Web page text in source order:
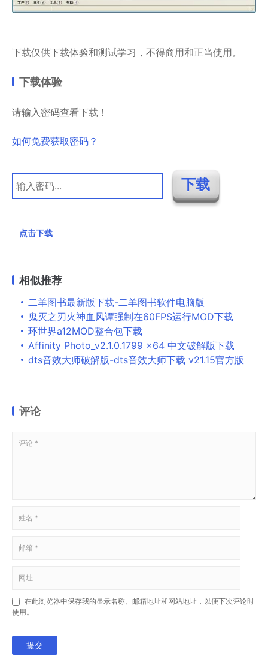
下载仅供下载体验和测试学习，不得商用和正当使用。
下载体验
请输入密码查看下载！
如何免费获取密码？
点击下载
相似推荐
二羊图书最新版下载-二羊图书软件电脑版
鬼灭之刃火神血风谭强制在60FPS运行MOD下载
环世界a12MOD整合包下载
Affinity Photo_v2.1.0.1799 x64 中文破解版下载
dts音效大师破解版-dts音效大师下载 v21.15官方版
评论
在此浏览器中保存我的显示名称、邮箱地址和网站地址，以便下次评论时
使用。
提交